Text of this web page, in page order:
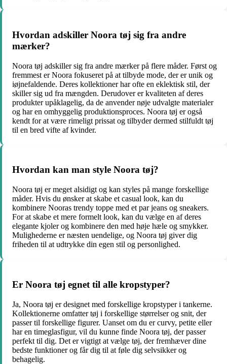
Hvordan adskiller Noora tøj sig fra andre
mærker?
Noora tøj adskiller sig fra andre mærker på flere måder. Først og
fremmest er Noora fokuseret på at tilbyde mode, der er unik og
iøjnefaldende. Deres kollektioner har ofte en eklektisk stil, der
skiller sig ud fra mængden. Derudover er kvaliteten af deres
produkter upåklagelig, da de anvender nøje udvalgte materialer
og har en omhyggelig produktionsproces. Noora tøj er også
kendt for at være rimeligt prissat og tilbyder dermed stilfuldt tøj
til en bred vifte af kvinder.
Hvordan kan man style Noora tøj?
Noora tøj er meget alsidigt og kan styles på mange forskellige
måder. Hvis du ønsker at skabe et casual look, kan du
kombinere Nooras trendy toppe med et par jeans og sneakers.
For at skabe et mere formelt look, kan du vælge en af deres
elegante kjoler og kombinere den med høje hæle og smykker.
Mulighederne er næsten uendelige, og Noora tøj giver dig
friheden til at udtrykke din egen stil og personlighed.
Er Noora tøj egnet til alle kropstyper?
Ja, Noora tøj er designet med forskellige kropstyper i tankerne.
Kollektionerne omfatter tøj i forskellige størrelser og snit, der
passer til forskellige figurer. Uanset om du er curvy, petite eller
har en timeglasfigur, vil du kunne finde Noora tøj, der passer
perfekt til dig. Det er vigtigt at vælge tøj, der fremhæver dine
bedste funktioner og får dig til at føle dig selvsikker og
behagelig.